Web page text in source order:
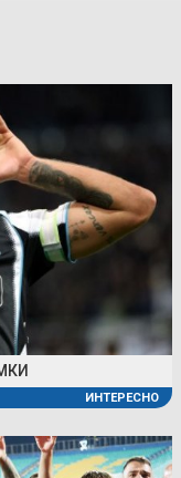
ИНТЕРЕСНО